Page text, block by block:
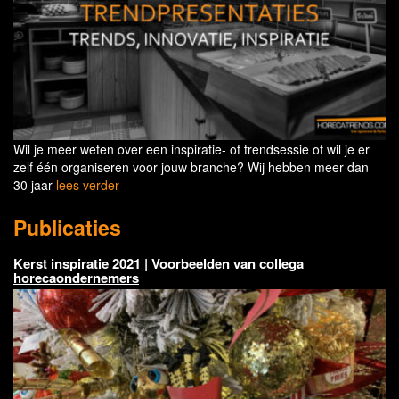
Wil je meer weten over een inspiratie- of trendsessie of wil je er
zelf één organiseren voor jouw branche? Wij hebben meer dan
30 jaar lees verder
Publicaties
Kerst inspiratie 2021 | Voorbeelden van collega
horecaondernemers